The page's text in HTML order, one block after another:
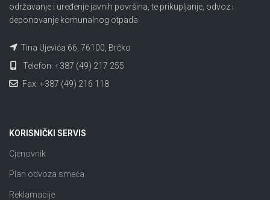
održavanje i uređenje javnih površina, te prikupljanje, odvoz i
deponovanje komunalnog otpada.
Tina Ujevića 66, 76100, Brčko
Telefon: +387 (49) 217 255
Fax: +387 (49) 216 118
KORISNIČKI SERVIS
Cjenovnik
Plan odvoza smeća
Reklamacije